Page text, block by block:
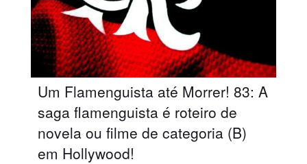
Um Flamenguista até Morrer! 83: A
saga flamenguista é roteiro de
novela ou filme de categoria (B)
em Hollywood!